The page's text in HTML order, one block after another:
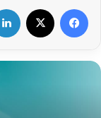
فیس بوک